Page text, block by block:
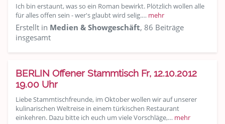
Ich bin erstaunt, was so ein Roman bewirkt. Plötzlich wollen alle
für alles offen sein - wer's glaubt wird selig.… mehr
Erstellt in Medien & Showgeschäft, 86 Beiträge
insgesamt
BERLIN Offener Stammtisch Fr, 12.10.2012
19.00 Uhr
Liebe Stammtischfreunde, im Oktober wollen wir auf unserer
kulinarischen Weltreise in einem türkischen Restaurant
einkehren. Dazu bitte ich euch um viele Vorschläge,… mehr